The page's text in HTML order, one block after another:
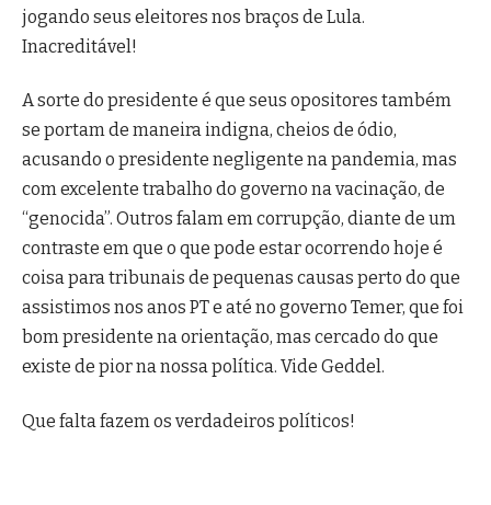
jogando seus eleitores nos braços de Lula.
Inacreditável!
A sorte do presidente é que seus opositores também
se portam de maneira indigna, cheios de ódio,
acusando o presidente negligente na pandemia, mas
com excelente trabalho do governo na vacinação, de
“genocida”. Outros falam em corrupção, diante de um
contraste em que o que pode estar ocorrendo hoje é
coisa para tribunais de pequenas causas perto do que
assistimos nos anos PT e até no governo Temer, que foi
bom presidente na orientação, mas cercado do que
existe de pior na nossa política. Vide Geddel.
Que falta fazem os verdadeiros políticos!